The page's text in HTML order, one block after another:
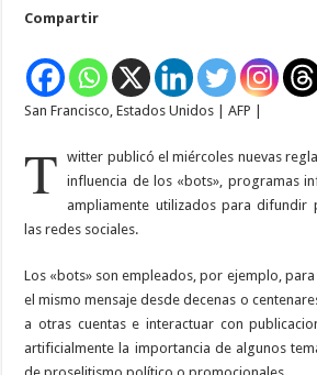
programas
informáticos
automáticos
Compartir
San Francisco,Estados Unidos AFP
T
witter publicó el miércoles nuevas
influencia de los «bots», programas
ampliamente utilizados para difundir
las redes sociales.
Los «bots» son empleados, por ejemplo,
el mismo mensaje desde decenas o
a otras cuentas e interactuar con
artificialmente la importancia de algunos